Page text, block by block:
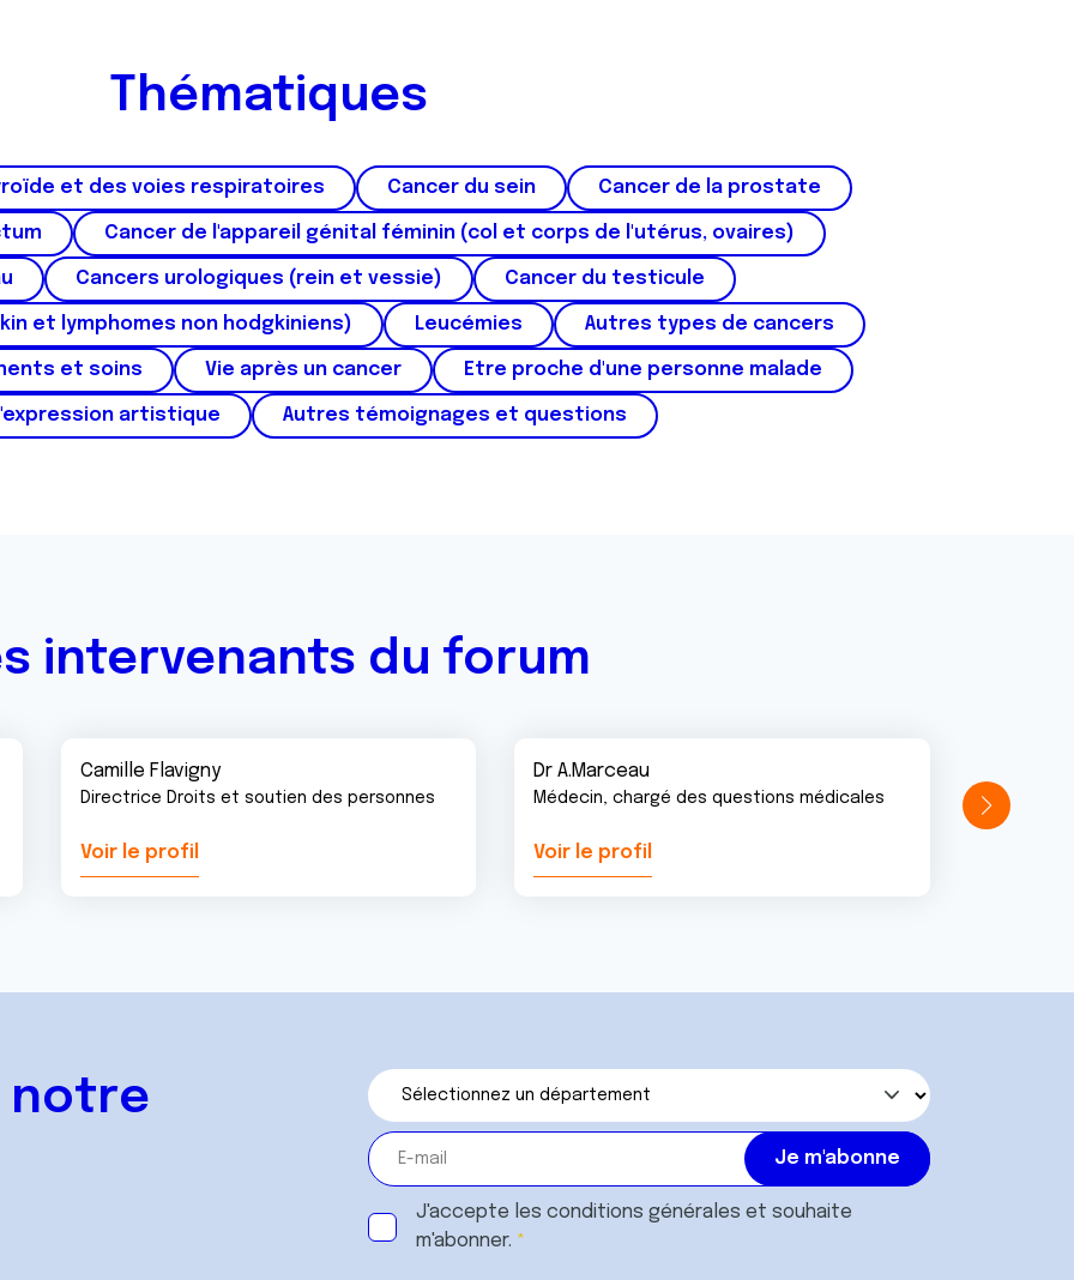
Thématiques
et des voies respiratoires Cancer du sein Cancer de la prostate
Cancer de l'appareil génital féminin (col et corps de l'utérus, ovaires)
Cancers urologiques (rein et vessie) Cancer du testicule
et lymphomes non hodgkiniens) Leucémies Autres types de cancers
et soins Vie après un cancer Etre proche d'une personne malade
artistique Autres témoignages et questions
intervenants du forum
Camille Flavigny
Directrice Droits et soutien des personnes
Voir le profil
Dr A.Marceau
Médecin, chargé des questions médicales
Voir le profil
notre
J'accepte les conditions générales et souhaite
m'abonner.